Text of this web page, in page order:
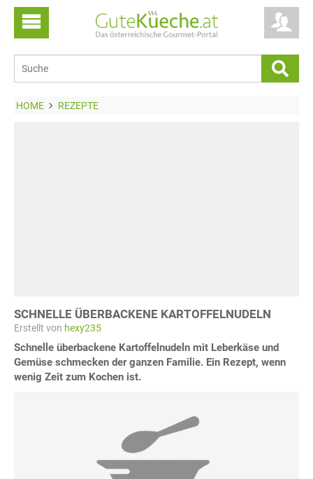
HOME REZEPTE
SCHNELLE ÜBERBACKENE KARTOFFELNUDELN
Erstellt von hexy235
Schnelle überbackene Kartoffelnudeln mit Leberkäse und
Gemüse schmecken der ganzen Familie. Ein Rezept, wenn
wenig Zeit zum Kochen ist.